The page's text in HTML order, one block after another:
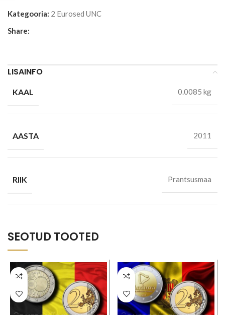
Kategooria: 2 Eurosed UNC
Share:
LISAINFO
KAAL 0.0085 kg
AASTA 2011
RIIK Prantsusmaa
SEOTUD TOOTED